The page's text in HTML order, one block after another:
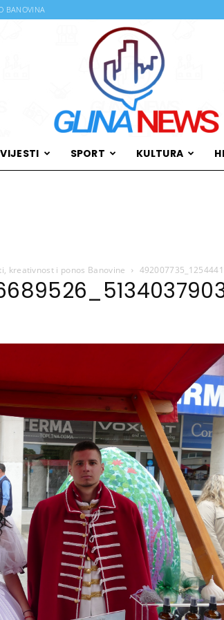
BANOVINA
News
VIJESTI SPORT KULTURA
kreativnost i ponos Banovine